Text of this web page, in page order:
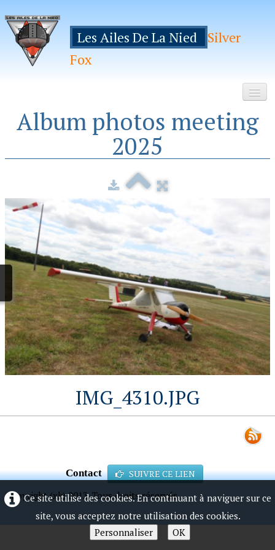
Les Ailes De La Nied
Silver
Fox
Accueil
Inscription
Manifestations
Hebergements
Album photos meeting
2025
IMG_4310.JPG
Contact SUIVRE CE LIEN
Copyright (xk) 2013. Tous droits réservés.
Ce site utilise des cookies. En continuant à naviguer sur ce
site, vous acceptez notre utilisation des cookies.
Personnaliser
OK